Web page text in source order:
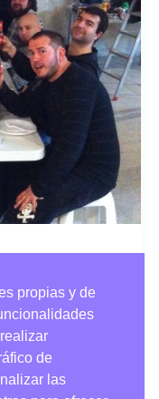
fin hemos
iremos
propias y de
de
las